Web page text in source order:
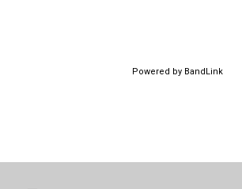
Powered by BandLink